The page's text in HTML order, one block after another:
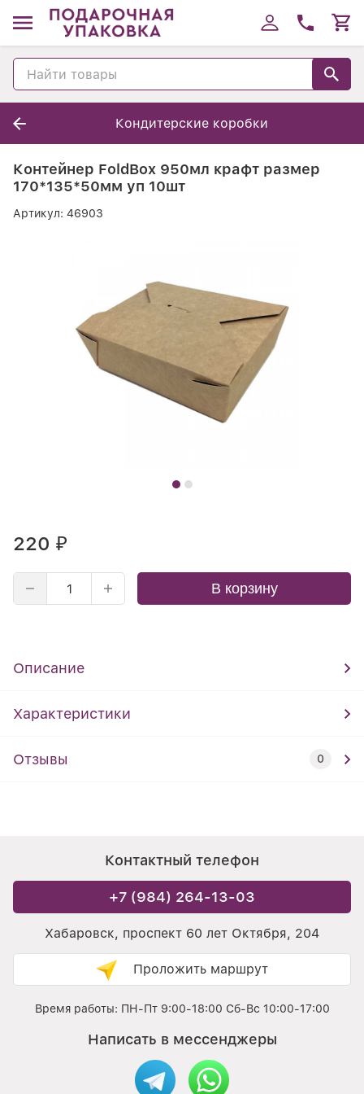
Кондитерские коробки
Контейнер FoldBox 950мл крафт размер
170*135*50мм уп 10шт
Артикул: 46903
220 ₽
В корзину
Описание
Характеристики
Отзывы 0
Контактный телефон
+7 (984) 264-13-03
Хабаровск, проспект 60 лет Октября, 204
Проложить маршрут
Время работы: ПН-Пт 9:00-18:00 Сб-Вс 10:00-17:00
Написать в мессенджеры